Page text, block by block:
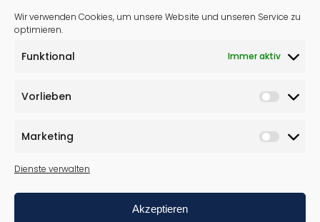
Wir verwenden Cookies, um unsere Website und unseren Service zu
optimieren.
Funktional Immer aktiv
Vorlieben
Marketing
Dienste verwalten
Akzeptieren
info@tischlerei-wulfmeyer.de